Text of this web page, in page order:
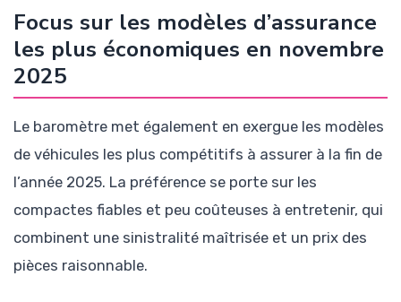
Focus sur les modèles d’assurance
les plus économiques en novembre
2025
Le baromètre met également en exergue les modèles
de véhicules les plus compétitifs à assurer à la fin de
l’année 2025. La préférence se porte sur les
compactes fiables et peu coûteuses à entretenir, qui
combinent une sinistralité maîtrisée et un prix des
pièces raisonnable.